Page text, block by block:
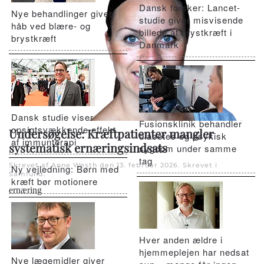
Undersøgelse: Kræftpatienter mangler
systematisk ernæringsindsats
Skrevet af Anne Westh den 13. februar 2026. Skrevet i
Samfund.
ernæring
Nye behandlinger giver
håb ved blære- og
brystkræft
Dansk studie viser
opsigtsvækkende effekt
af immunterapi
Ny vejledning: Børn med
kræft bør motionere
Nye lægemidler giver
Dansk forsker: Lancet-
studie giver misvisende
billede af brystkræft i
Danmark
Fusionsklinik behandler
diabetes og psykisk
sygdom under samme
tag
Hver anden ældre i
hjemmeplejen har nedsat